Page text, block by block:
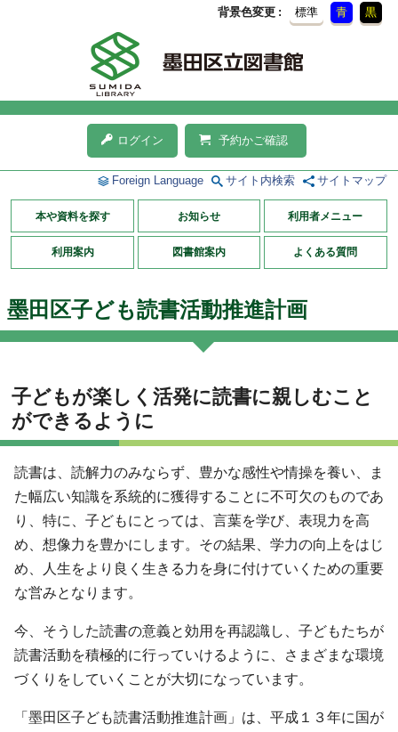
背景色変更 標準 青 黒
ログイン 予約かご確認
Foreign Language サイト内検索 サイトマップ
本や資料を探す お知らせ 利用者メニュー
利用案内 図書館案内 よくある質問
墨田区子ども読書活動推進計画
子どもが楽しく活発に読書に親しむこと
ができるように
読書は、読解力のみならず、豊かな感性や情操を養い、ま
た幅広い知識を系統的に獲得することに不可欠のものであ
り、特に、子どもにとっては、言葉を学び、表現力を高
め、想像力を豊かにします。その結果、学力の向上をはじ
め、人生をより良く生きる力を身に付けていくための重要
な営みとなります。
今、そうした読書の意義と効用を再認識し、子どもたちが
読書活動を積極的に行っていけるように、さまざまな環境
づくりをしていくことが大切になっています。
「墨田区子ども読書活動推進計画」は、平成１３年に国が